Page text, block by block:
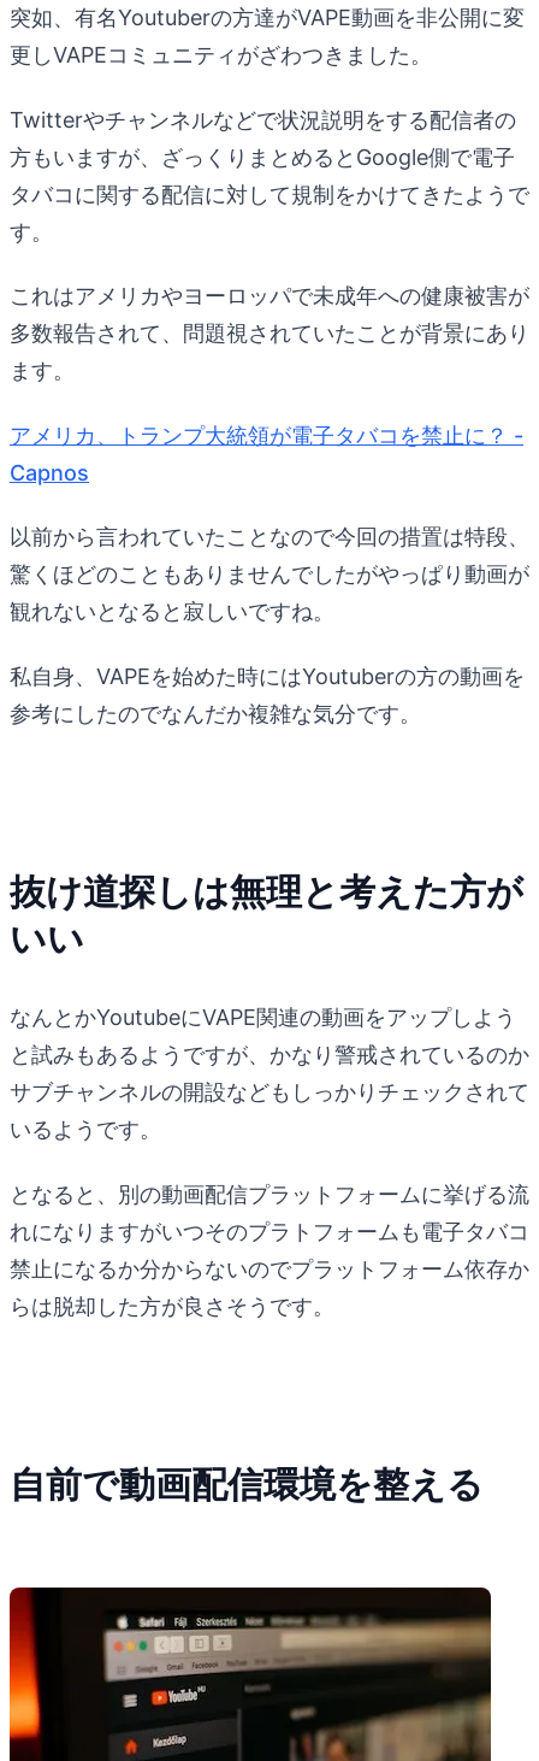
突如、有名Youtuberの方達がVAPE動画を非公開に変
更しVAPEコミュニティがざわつきました。
Twitterやチャンネルなどで状況説明をする配信者の
方もいますが、ざっくりまとめるとGoogle側で電子
タバコに関する配信に対して規制をかけてきたようで
す。
これはアメリカやヨーロッパで未成年への健康被害が
多数報告されて、問題視されていたことが背景にあり
ます。
アメリカ、トランプ大統領が電子タバコを禁止に？ -
Capnos
以前から言われていたことなので今回の措置は特段、
驚くほどのこともありませんでしたがやっぱり動画が
観れないとなると寂しいですね。
私自身、VAPEを始めた時にはYoutuberの方の動画を
参考にしたのでなんだか複雑な気分です。
抜け道探しは無理と考えた方が
いい
なんとかYoutubeにVAPE関連の動画をアップしよう
と試みもあるようですが、かなり警戒されているのか
サブチャンネルの開設などもしっかりチェックされて
いるようです。
となると、別の動画配信プラットフォームに挙げる流
れになりますがいつそのプラトフォームも電子タバコ
禁止になるか分からないのでプラットフォーム依存か
らは脱却した方が良さそうです。
自前で動画配信環境を整える